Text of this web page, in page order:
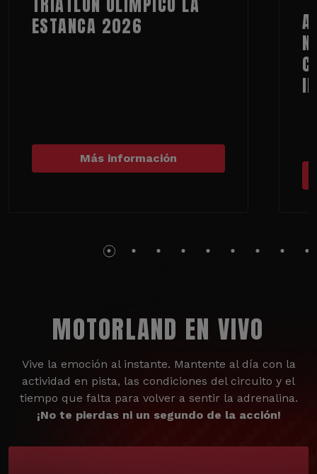
ESTANCA 2026
Más información
MOTORLAND EN VIVO
Vive la emoción al instante. Mantente al día con la
actividad en pista, las condiciones del circuito y el
tiempo que falta para volver a sentir la adrenalina.
¡No te pierdas ni un segundo de la acción!